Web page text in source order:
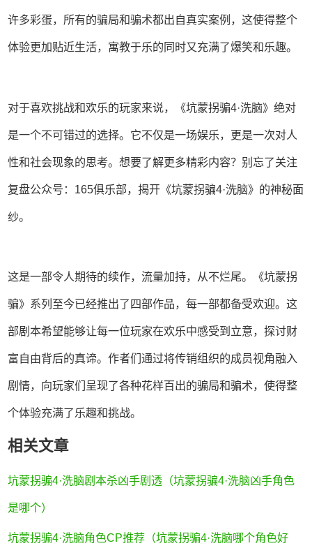
许多彩蛋，所有的骗局和骗术都出自真实案例，这使得整个
体验更加贴近生活，寓教于乐的同时又充满了爆笑和乐趣。
对于喜欢挑战和欢乐的玩家来说，《坑蒙拐骗4·洗脑》绝对
是一个不可错过的选择。它不仅是一场娱乐，更是一次对人
性和社会现象的思考。想要了解更多精彩内容？别忘了关注
复盘公众号：165俱乐部，揭开《坑蒙拐骗4·洗脑》的神秘面
纱。
这是一部令人期待的续作，流量加持，从不烂尾。《坑蒙拐
骗》系列至今已经推出了四部作品，每一部都备受欢迎。这
部剧本希望能够让每一位玩家在欢乐中感受到立意，探讨财
富自由背后的真谛。作者们通过将传销组织的成员视角融入
剧情，向玩家们呈现了各种花样百出的骗局和骗术，使得整
个体验充满了乐趣和挑战。
相关文章
坑蒙拐骗4·洗脑剧本杀凶手剧透（坑蒙拐骗4·洗脑凶手角色
是哪个）
坑蒙拐骗4·洗脑角色CP推荐（坑蒙拐骗4·洗脑哪个角色好